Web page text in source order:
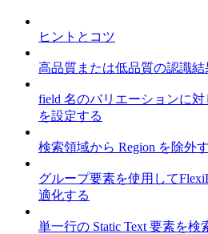
ヒントとコツ
高品質または低品質の認識
field 名のバリエーションに対
を設定する
検索領域から Region を除外
グループ要素を使用して
適化する
単一行の Static Text 要素を検